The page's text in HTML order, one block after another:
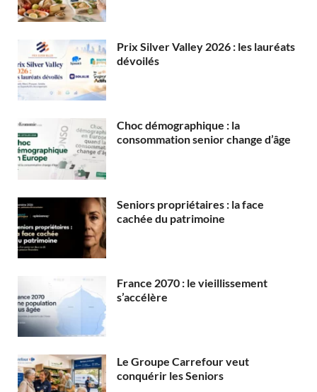
Prix Silver Valley 2026 : les lauréats
dévoilés
Choc démographique : la
consommation senior change d’âge
Seniors propriétaires : la face
cachée du patrimoine
France 2070 : le vieillissement
s’accélère
Le Groupe Carrefour veut
conquérir les Seniors